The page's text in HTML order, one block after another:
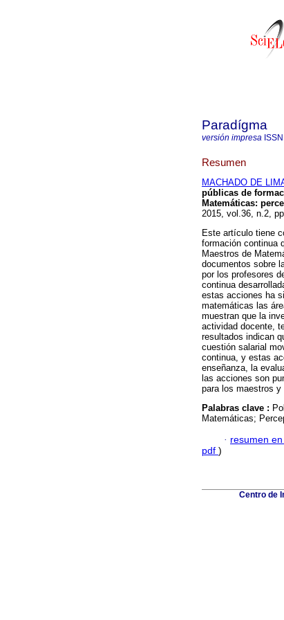
Paradígma
versión impresa ISSN
Resumen
MACHADO DE
públicas de
Matemáticas:
2015, vol.36, n.2,
Este artículo tiene
formación continua
Maestros de
documentos sobre
por los profesores
continua
estas acciones ha
matemáticas las
muestran que la
actividad docente,
resultados indican
cuestión salarial
continua, y estas
enseñanza, la
las acciones son
para los maestros y
Palabras clave :
Matemáticas;
· resumen
pdf )
Centro de